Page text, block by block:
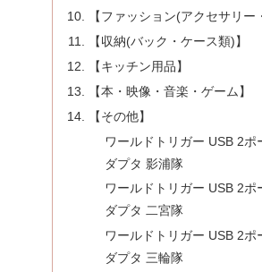
【ファッション(アクセサリー
【収納(バック・ケース類)】
【キッチン用品】
【本・映像・音楽・ゲーム】
【その他】
ワールドトリガー USB 2ポ
ダプタ 影浦隊
ワールドトリガー USB 2ポ
ダプタ 二宮隊
ワールドトリガー USB 2ポ
ダプタ 三輪隊